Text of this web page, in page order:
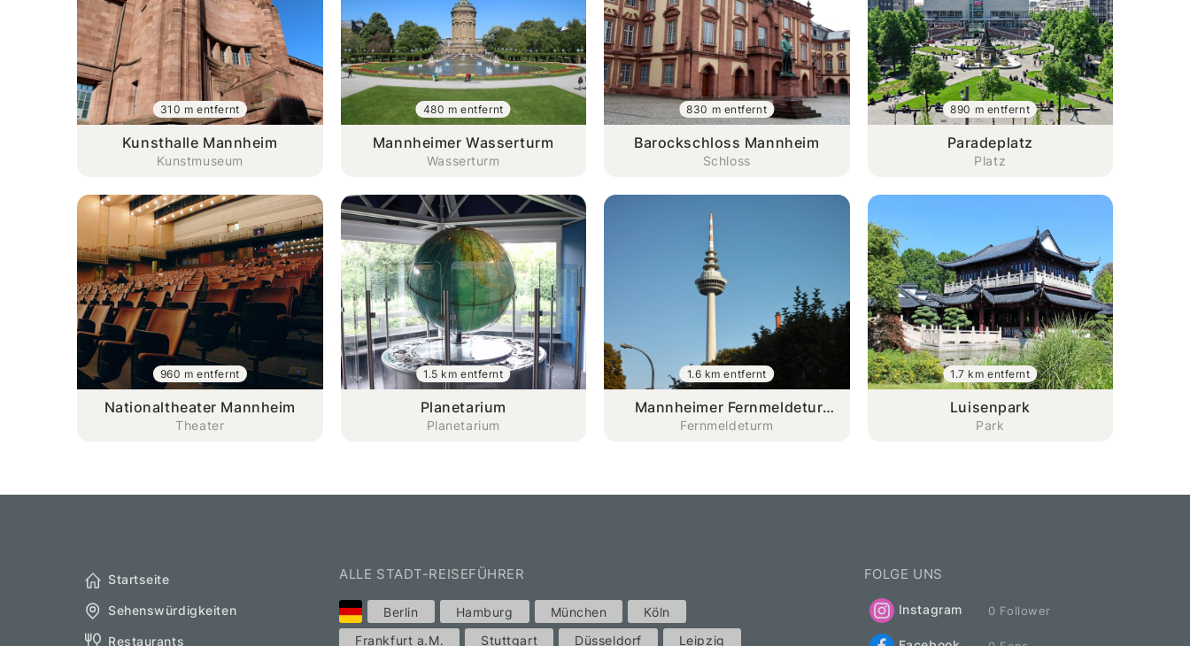
Kunsthalle Mannheim
Kunstmuseum
310 m entfernt
Mannheimer Wasserturm
Wasserturm
480 m entfernt
Barockschloss Mannheim
Schloss
830 m entfernt
Paradeplatz
Platz
890 m entfernt
Nationaltheater Mannheim
Theater
960 m entfernt
Planetarium
Planetarium
1.5 km entfernt
Mannheimer Fernmeldeturm
Fernmeldeturm
1.6 km entfernt
Luisenpark
Park
1.7 km entfernt
Startseite
Sehenswürdigkeiten
Restaurants
ALLE STADT-REISEFÜHRER
Berlin Hamburg München
Köln
Frankfurt a.M.
Stuttgart Düsseldorf Leipzig
FOLGE UNS
Instagram 0 Follower